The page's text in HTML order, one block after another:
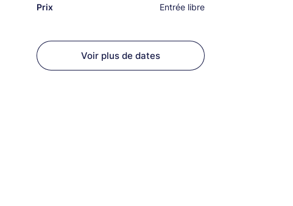
Prix Entrée libre
Voir plus de dates